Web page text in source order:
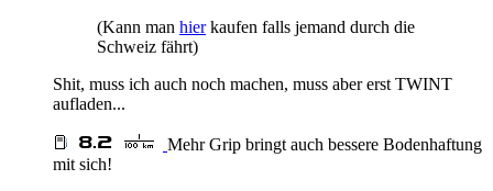
(Kann man hierkaufen falls jemand durch die
Schweiz fährt)
Shit, muss ich auch noch machen, muss aber erst TWINT
aufladen...
Mehr Grip bringt auch bessere Bodenhaftung
mit sich!